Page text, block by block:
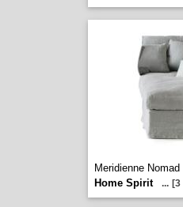
Meridienne
Home Spirit
...